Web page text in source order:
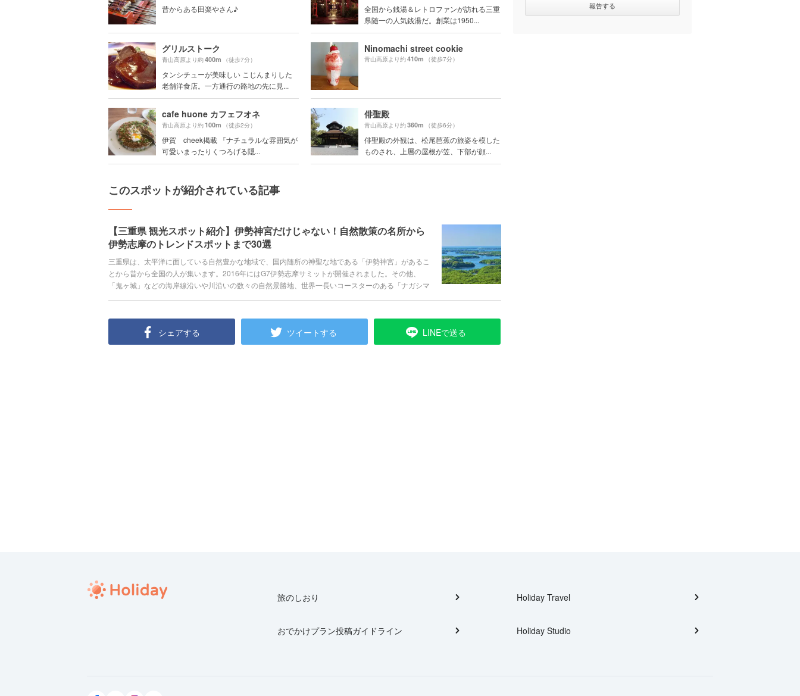
昔からある田楽やさん♪
全国から銭湯＆レトロファンが訪れる三重
県随一の人気銭湯だ。創業は1950...
グリルストーク
青山高原より約400m （徒歩7分）
タンシチューが美味しい こじんまりした
老舗洋食店。一方通行の路地の先に見...
Ninomachi street cookie
青山高原より約410m （徒歩7分）
cafe huone カフェフオネ
青山高原より約100m （徒歩2分）
伊賀 cheek掲載 『ナチュラルな雰囲気が
可愛いまったりくつろげる隠...
俳聖殿
青山高原より約360m （徒歩6分）
俳聖殿の外観は、松尾芭蕉の旅姿を模した
ものされ、上層の屋根が笠、下部が顔...
このスポットが紹介されている記事
【三重県 観光スポット紹介】伊勢神宮だけじゃない！自然散策の名所から
伊勢志摩のトレンドスポットまで30選
三重県は、太平洋に面している自然豊かな地域で、国内随所の神聖な地である「伊勢神宮」があるこ
とから昔から全国の人が集います。2016年にはG7伊勢志摩サミットが開催されました。その他、
「鬼ヶ城」などの海岸線沿いや川沿いの数々の自然景勝地、世界一長いコースターのある「ナガシマ
す。 今回はそんな三重県の観光地をご紹介していきます。
シェアする ツイートする LINEで送る
旅のしおり
おでかけプラン投稿ガイドライン
Holiday Travel
Holiday Studio